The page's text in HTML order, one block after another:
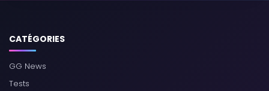
CATÉGORIES
GG News
Tests